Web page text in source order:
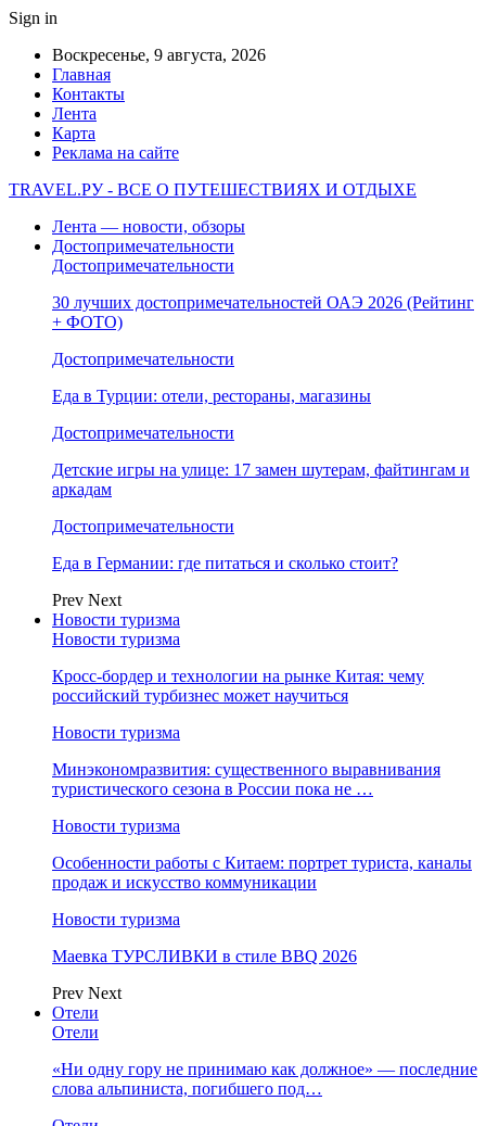
Sign in
Воскресенье, 9 августа, 2026
Главная
Контакты
Лента
Карта
Реклама на сайте
TRAVEL.РУ - ВСЕ О ПУТЕШЕСТВИЯХ И ОТДЫХЕ
Лента — новости, обзоры
Достопримечательности
Достопримечательности
30 лучших достопримечательностей ОАЭ 2026 (Рейтинг
+ ФОТО)
Достопримечательности
Еда в Турции: отели, рестораны, магазины
Достопримечательности
Детские игры на улице: 17 замен шутерам, файтингам и
аркадам
Достопримечательности
Еда в Германии: где питаться и сколько стоит?
Prev Next
Новости туризма
Новости туризма
Кросс-бордер и технологии на рынке Китая: чему
российский турбизнес может научиться
Новости туризма
Минэкономразвития: существенного выравнивания
туристического сезона в России пока не …
Новости туризма
Особенности работы с Китаем: портрет туриста, каналы
продаж и искусство коммуникации
Новости туризма
Маевка ТУРСЛИВКИ в стиле BBQ 2026
Prev Next
Отели
Отели
«Ни одну гору не принимаю как должное» — последние
слова альпиниста, погибшего под…